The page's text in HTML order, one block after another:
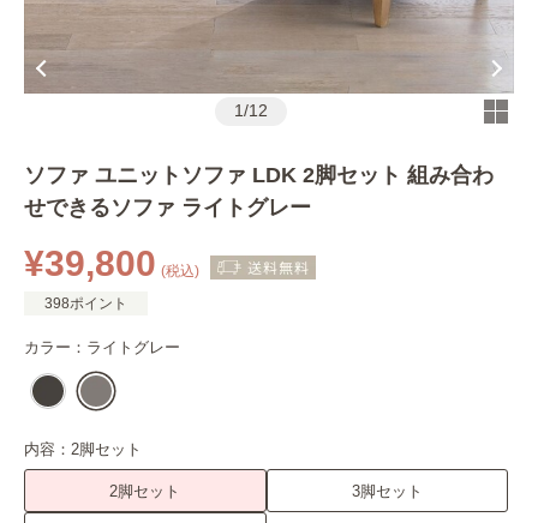
1/12
ソファ ユニットソファ LDK 2脚セット 組み合わ
せできるソファ ライトグレー
¥39,800 (税込)
398ポイント
カラー： ライトグレー
内容： 2脚セット
2脚セット 3脚セット